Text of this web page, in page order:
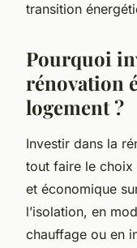
transition
Pourquoi
rénovation
logement ?
Investir dans la
tout faire le choix
et économique
l’isolation, en
chauffage ou en